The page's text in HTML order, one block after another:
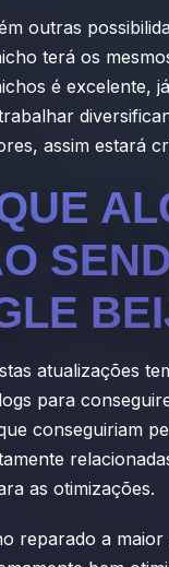
outras
terá os
é excelente,
assim estará
atualizações
para
conseguiriam
as otimizações.
reparado a